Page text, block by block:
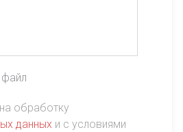
файл
обработку
данных и с условиями